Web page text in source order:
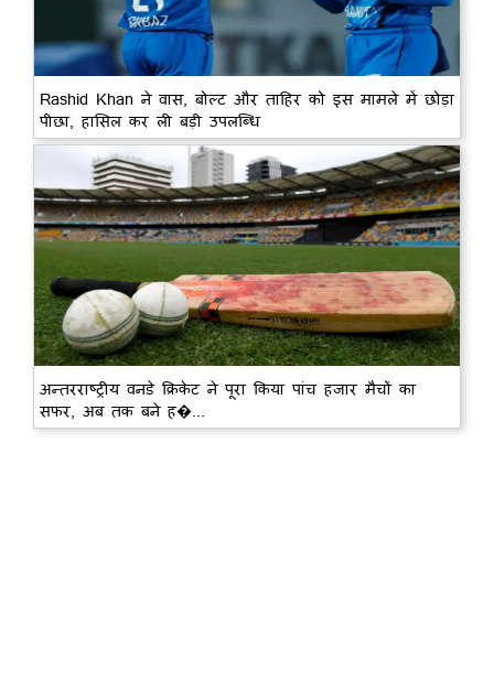
Rashid Khan ने वास, बोल्ट और ताहिर को इस मामले में छोड़ा
पीछा, हासिल कर ली बड़ी उपलब्धि
अन्तरराष्ट्रीय वनडे क्रिकेट ने पूरा किया पांच हजार मैचों का
सफर, अब तक बने ह�...